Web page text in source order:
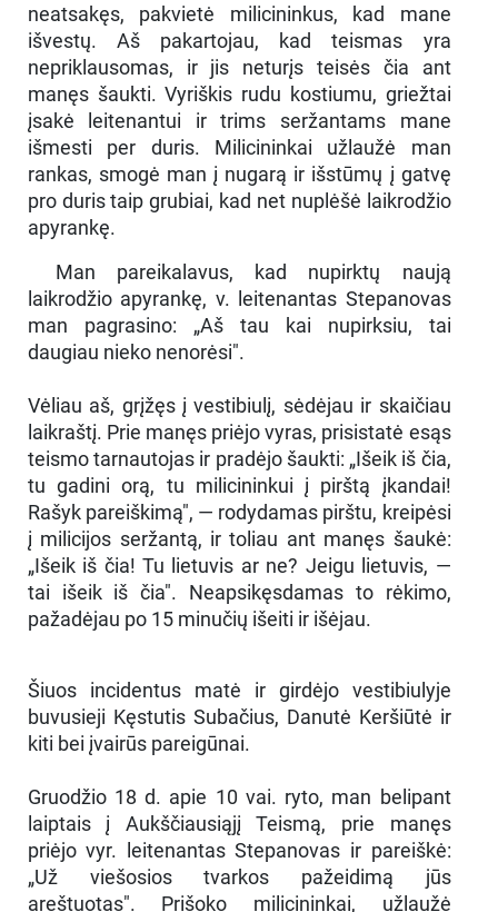
neatsakęs, pakvietė milicininkus, kad mane
išvestų. Aš pakartojau, kad teismas yra
nepriklausomas, ir jis neturįs teisės čia ant
manęs šaukti. Vyriškis rudu kostiumu, griežtai
įsakė leitenantui ir trims seržantams mane
išmesti per duris. Milicininkai užlaužė man
rankas, smogė man į nugarą ir išstūmų į gatvę
pro duris taip grubiai, kad net nuplėšė laikrodžio
apyrankę.
Man pareikalavus, kad nupirktų naują
laikrodžio apyrankę, v. leitenantas Stepanovas
man pagrasino: „Aš tau kai nupirksiu, tai
daugiau nieko nenorėsi".
Vėliau aš, grįžęs į vestibiulį, sėdėjau ir skaičiau
laikraštį. Prie manęs priėjo vyras, prisistatė esąs
teismo tarnautojas ir pradėjo šaukti: „Išeik iš čia,
tu gadini orą, tu milicininkui į pirštą įkandai!
Rašyk pareiškimą", — rodydamas pirštu, kreipėsi
į milicijos seržantą, ir toliau ant manęs šaukė:
„Išeik iš čia! Tu lietuvis ar ne? Jeigu lietuvis, —
tai išeik iš čia". Neapsikęsdamas to rėkimo,
pažadėjau po 15 minučių išeiti ir išėjau.
Šiuos incidentus matė ir girdėjo vestibiulyje
buvusieji Kęstutis Subačius, Danutė Keršiūtė ir
kiti bei įvairūs pareigūnai.
Gruodžio 18 d. apie 10 vai. ryto, man belipant
laiptais į Aukščiausiąjį Teismą, prie manęs
priėjo vyr. leitenantas Stepanovas ir pareiškė:
„Už viešosios tvarkos pažeidimą jūs
areštuotas". Prišoko milicininkai, užlaužė